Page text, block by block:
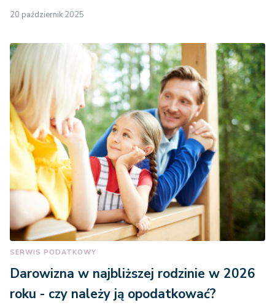
20 październik 2025
SERWIS PODATKOWY
Darowizna w najbliższej rodzinie w 2026
roku - czy należy ją opodatkować?